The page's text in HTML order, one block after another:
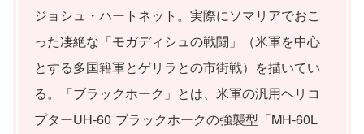
ジョシュ・ハートネット。実際にソマリアでおこ
った凄絶な「モガディシュの戦闘」（米軍を中心
とする多国籍軍とゲリラとの市街戦）を描いてい
る。「ブラックホーク」とは、米軍の汎用ヘリコ
プターUH-60 ブラックホークの強襲型「MH-60L